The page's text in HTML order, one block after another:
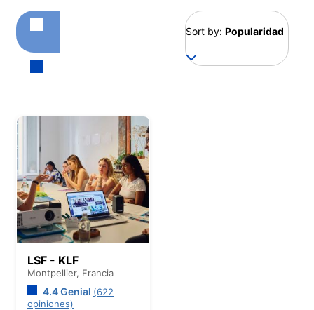
Sort by: Popularidad
LSF - KLF
Montpellier, Francia
4.4 Genial (622
opiniones)